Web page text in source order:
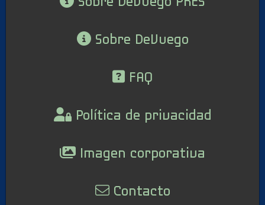
Sobre DeVuego
FAQ
Política de privacidad
Imagen corporativa
Contacto